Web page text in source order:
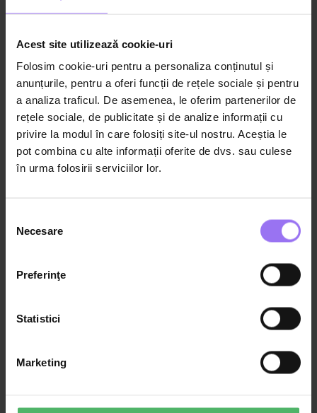
Acest site utilizează cookie-uri
Folosim cookie-uri pentru a personaliza conținutul și
anunțurile, pentru a oferi funcții de rețele sociale și pentru
a analiza traficul. De asemenea, le oferim partenerilor de
rețele sociale, de publicitate și de analize informații cu
privire la modul în care folosiți site-ul nostru. Aceștia le
pot combina cu alte informații oferite de dvs. sau culese
în urma folosirii serviciilor lor.
consimțământului
Necesare
Preferinţe
Statistici
Marketing
Psihoterapeut și expert în sănătate mintală
09:54
PES – E06 – De ce este vital să faci